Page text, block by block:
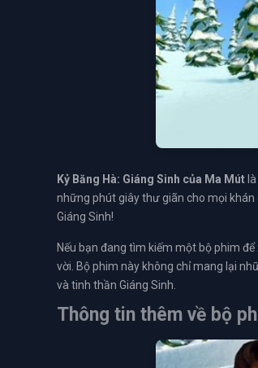
Kỷ Băng Hà: Giáng Sinh của Ma Mút
những phút giây thư giãn cho mọi khán
Giáng Sinh!
Nếu bạn đang tìm kiếm một bộ phim
vời. Bộ phim này không chỉ mang lại
và tinh thần Giáng Sinh.
Thông tin thêm về bộ